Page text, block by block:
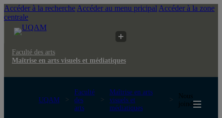
Accéder à la recherche Accéder au menu pricipal Accéder à la zone
centrale
Faculté des arts
Maîtrise en arts visuels et médiatiques
UQAM
Faculté
des
arts
Maîtrise en arts
visuels et
médiatiques
Nous
joindre